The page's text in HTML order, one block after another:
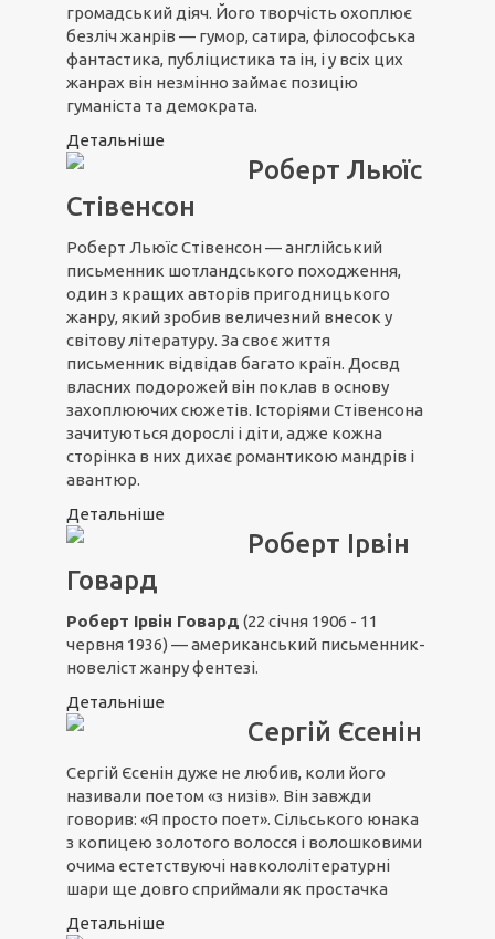
громадський діяч. Його творчість охоплює
безліч жанрів — гумор, сатира, філософська
фантастика, публіцистика та ін, і у всіх цих
жанрах він незмінно займає позицію
гуманіста та демократа.
Детальніше
Роберт Льюїс
Стівенсон
Роберт Льюїс Стівенсон — англійський
письменник шотландського походження,
один з кращих авторів пригодницького
жанру, який зробив величезний внесок у
світову літературу. За своє життя
письменник відвідав багато країн. Досвд
власних подорожей він поклав в основу
захоплюючих сюжетів. Історіями Стівенсона
зачитуються дорослі і діти, адже кожна
сторінка в них дихає романтикою мандрів і
авантюр.
Детальніше
Роберт Ірвін
Говард
Роберт Ірвін Говард (22 січня 1906 - 11
червня 1936) — американський письменник-
новеліст жанру фентезі.
Детальніше
Сергій Єсенін
Сергій Єсенін дуже не любив, коли його
називали поетом «з низів». Він завжди
говорив: «Я просто поет». Сільського юнака
з копицею золотого волосся і волошковими
очима естетствуючі навкололітературні
шари ще довго сприймали як простачка
Детальніше